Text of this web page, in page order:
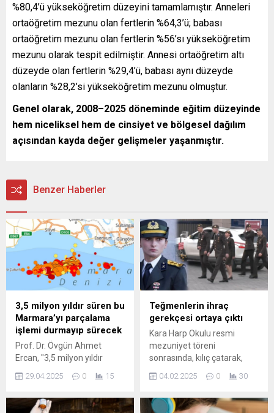
%80,4’ü yükseköğretim düzeyini tamamlamıştır. Anneleri
ortaöğretim mezunu olan fertlerin %64,3’ü; babası
ortaöğretim mezunu olan fertlerin %56’sı yükseköğretim
mezunu olarak tespit edilmiştir. Annesi ortaöğretim altı
düzeyde olan fertlerin %29,4’ü, babası aynı düzeyde
olanların %28,2’si yükseköğretim mezunu olmuştur.
Genel olarak, 2008–2025 döneminde eğitim düzeyinde
hem niceliksel hem de cinsiyet ve bölgesel dağılım
açısından kayda değer gelişmeler yaşanmıştır.
Benzer Haberler
3,5 milyon yıldır süren bu
Marmara’yı parçalama
işlemi durmayıp sürecek
Prof. Dr. Övgün Ahmet
Ercan, "3,5 milyon yıldır
süren bu Marmara’yı
parçalama işlemi durmayıp
yaptı.
29.04.2025 0 15
Teğmenlerin ihraç
gerekçesi ortaya çıktı
Kara Harp Okulu resmi
mezuniyet töreni
sonrasında, kılıç çatarak,
"'Mustafa Kemal’in
askerleriyiz'"9 üyeli YDK’nın
alınan kararda, teğmenlerin,
04.02.2025 0 30